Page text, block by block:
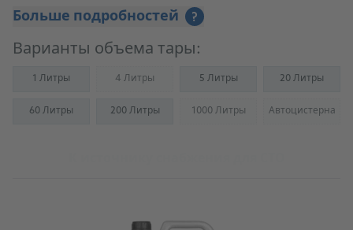
Больше подробностей ?
Варианты объема тары:
1 Литры 4 Литры(Not available) 5 Литры 20 Литры
60 Литры 200 Литры 1000 Литры(Not available)Автоцистерна
(Not